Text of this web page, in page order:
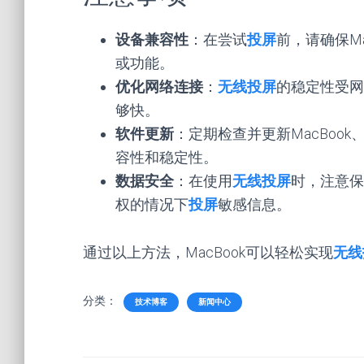
设备兼容性 ：在尝试投屏前，请确保
或功能。
优化网络连接： 无线投屏的稳定性受
够快。
软件更新 ：定期检查并更新MacBook
容性和稳定性。
数据安全：在使用无线投屏时，注意
权的情况下投屏敏感信息。
通过以上方法，MacBook可以轻松实现无
分类： 技术博客 新闻中心